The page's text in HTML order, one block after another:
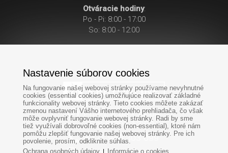
Otváracie hodiny:
Po - Pi: 8:00 - 17:00
So: 8:00 - 12:00
Po-Pi: 8:00 - 17:00
So: 8:00 - 12:00
+421949303 099
Nastavenie súborov cookies
Na fungovanie našej webovej stránky používame nevyhnutné
cookies (essential cookies) umožňujúce realizovať základné
funkcionality webovej stránky. Tieto cookies môžete zakázať
zmenou nastavení Vášho internetového prehliadača, čo však
môže ovplyvniť fungovanie webovej stránky. Radi by sme
tiež využívali dobrovoľné cookies (non-essential), ktoré nám
pomôžu zlepšiť fungovanie našej webovej stránky. Pre ich
povolenie, prosím, odkliknite súhlas.
Ochrana osobných údajov| Informácie o cookies